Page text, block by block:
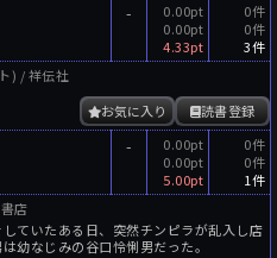
-
0.00pt
0.00pt
4.33pt
0件
0件
3件
) / 祥伝社
読書登録
お気に入り
-
0.00pt
0.00pt
5.00pt
0件
0件
1件
店
ていたある日、突然チンピラが乱入し店
幼なじみの谷口怜悧男だった。